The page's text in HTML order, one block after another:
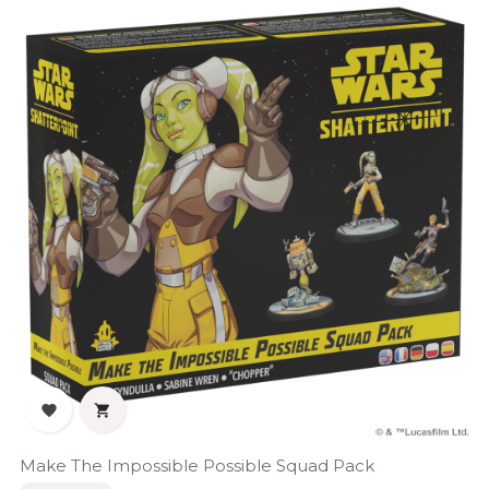
 
Make The Impossible Possible Squad Pack